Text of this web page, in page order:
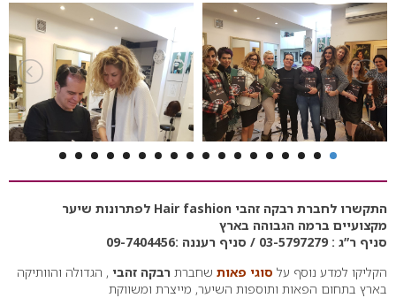
התקשרו לחברת רבקה זהבי Hair fashion לפתרונות שיער
מקצועיים ברמה הגבוהה בארץ
סניף ר”ג : 03-5797279 / סניף רעננה :09-7404456
הקליקו למדע נוסף על סוגי פאות שחברת רבקה זהבי , הגדולה והוותיקה
בארץ בתחום הפאות ותוספות השיער, מייצרת ומשווקת